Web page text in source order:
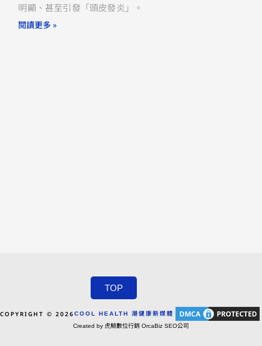
明顯、甚至引發「頭皮發炎」。
閱讀更多 »
TOP
COPYRIGHT © 2026COOL HEALTH 潮健康新媒體
Created by 虎鯨數位行銷 OrcaBiz SEO公司